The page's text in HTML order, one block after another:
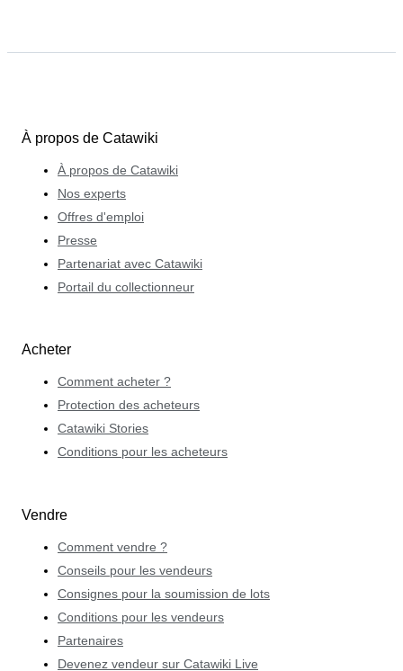
À propos de Catawiki
À propos de Catawiki
Nos experts
Offres d'emploi
Presse
Partenariat avec Catawiki
Portail du collectionneur
Acheter
Comment acheter ?
Protection des acheteurs
Catawiki Stories
Conditions pour les acheteurs
Vendre
Comment vendre ?
Conseils pour les vendeurs
Consignes pour la soumission de lots
Conditions pour les vendeurs
Partenaires
Devenez vendeur sur Catawiki Live